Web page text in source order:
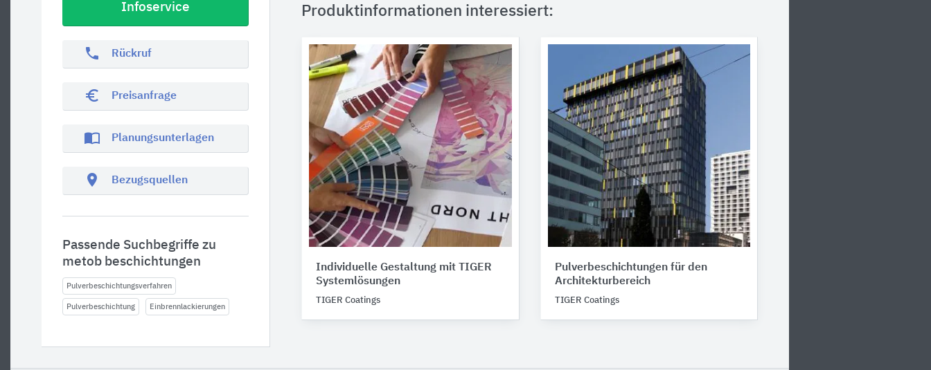
Infoservice
phone Rückruf
euro_symbol Preisanfrage
import_contacts Planungsunterlagen
location_on Bezugsquellen
Passende Suchbegriffe zu
metob beschichtungen
Pulverbeschichtungsverfahren
Pulverbeschichtung Einbrennlackierungen
Produktinformationen interessiert:
Individuelle Gestaltung mit TIGER
Systemlösungen
TIGER Coatings
Pulverbeschichtungen für den
Architekturbereich
TIGER Coatings